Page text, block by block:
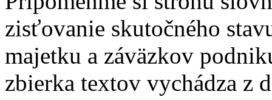
zisťovanie skutočného
majetku a záväzkov
zbierka textov vychádza z